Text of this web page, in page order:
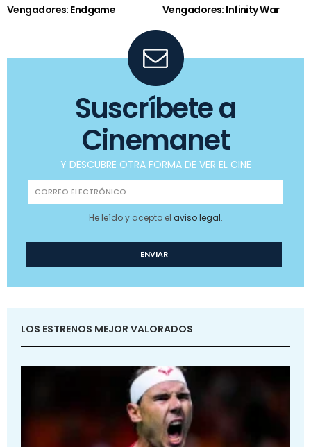
Vengadores: Endgame Vengadores: Infinity War
Suscríbete a
Cinemanet
Y DESCUBRE OTRA FORMA DE VER EL CINE
He leído y acepto el aviso legal.
LOS ESTRENOS MEJOR VALORADOS